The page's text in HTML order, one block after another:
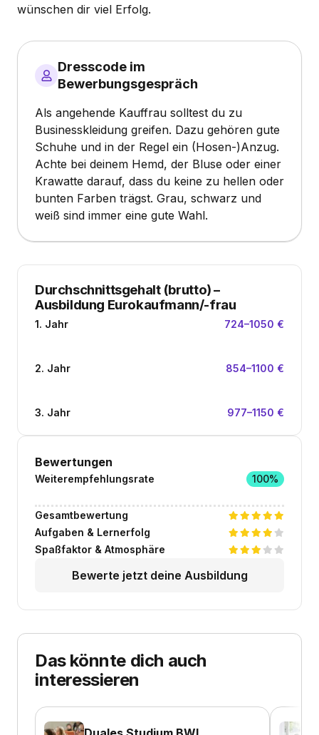
wünschen dir viel Erfolg.
Dresscode im
Bewerbungsgespräch
Als angehende Kauffrau solltest du zu
Businesskleidung greifen. Dazu gehören gute
Schuhe und in der Regel ein (Hosen-)Anzug.
Achte bei deinem Hemd, der Bluse oder einer
Krawatte darauf, dass du keine zu hellen oder
bunten Farben trägst. Grau, schwarz und
weiß sind immer eine gute Wahl.
Durchschnittsgehalt (brutto)–
Ausbildung Eurokaufmann/-frau
1. Jahr 724–1050 €
2. Jahr 854–1100 €
3. Jahr 977–1150 €
Bewertungen
Weiterempfehlungsrate 100%
Gesamtbewertung
Aufgaben & Lernerfolg
Spaßfaktor & Atmosphäre
Bewerte jetzt deine Ausbildung
Das könnte dich auch
interessieren